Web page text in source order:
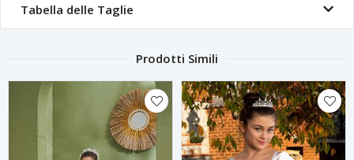
Tabella delle Taglie
Prodotti Simili